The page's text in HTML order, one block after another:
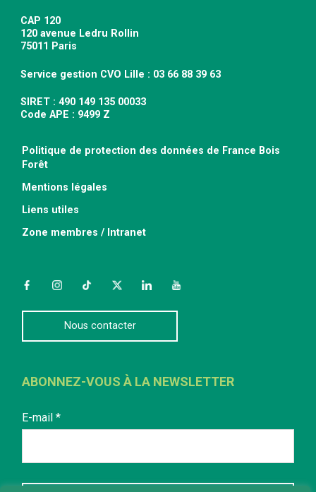
CAP 120
120 avenue Ledru Rollin
75011 Paris
Service gestion CVO Lille : 03 66 88 39 63
SIRET : 490 149 135 00033
Code APE : 9499 Z
Politique de protection des données de France Bois
Forêt
Mentions légales
Liens utiles
Zone membres / Intranet
FacebookInstagramTikTokTwitterLinkedInYouTube
Nous contacter
ABONNEZ-VOUS À LA NEWSLETTER
E-mail *